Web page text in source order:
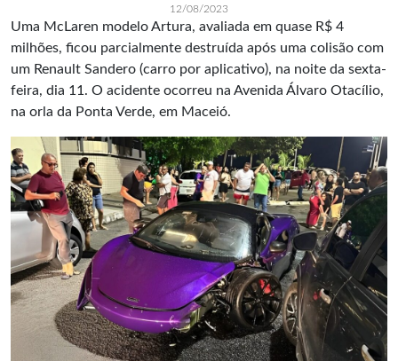
12/08/2023
Uma McLaren modelo Artura, avaliada em quase R$ 4
milhões, ficou parcialmente destruída após uma colisão com
um Renault Sandero (carro por aplicativo), na noite da sexta-
feira, dia 11. O acidente ocorreu na Avenida Álvaro Otacílio,
na orla da Ponta Verde, em Maceió.